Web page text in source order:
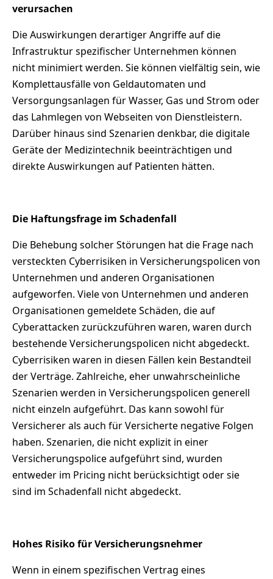
verursachen
Die Auswirkungen derartiger Angriffe auf die
Infrastruktur spezifischer Unternehmen können
nicht minimiert werden. Sie können vielfältig sein, wie
Komplettausfälle von Geldautomaten und
Versorgungsanlagen für Wasser, Gas und Strom oder
das Lahmlegen von Webseiten von Dienstleistern.
Darüber hinaus sind Szenarien denkbar, die digitale
Geräte der Medizintechnik beeinträchtigen und
direkte Auswirkungen auf Patienten hätten.
Die Haftungsfrage im Schadenfall
Die Behebung solcher Störungen hat die Frage nach
versteckten Cyberrisiken in Versicherungspolicen von
Unternehmen und anderen Organisationen
aufgeworfen. Viele von Unternehmen und anderen
Organisationen gemeldete Schäden, die auf
Cyberattacken zurückzuführen waren, waren durch
bestehende Versicherungspolicen nicht abgedeckt.
Cyberrisiken waren in diesen Fällen kein Bestandteil
der Verträge. Zahlreiche, eher unwahrscheinliche
Szenarien werden in Versicherungspolicen generell
nicht einzeln aufgeführt. Das kann sowohl für
Versicherer als auch für Versicherte negative Folgen
haben. Szenarien, die nicht explizit in einer
Versicherungspolice aufgeführt sind, wurden
entweder im Pricing nicht berücksichtigt oder sie
sind im Schadenfall nicht abgedeckt.
Hohes Risiko für Versicherungsnehmer
Wenn in einem spezifischen Vertrag eines